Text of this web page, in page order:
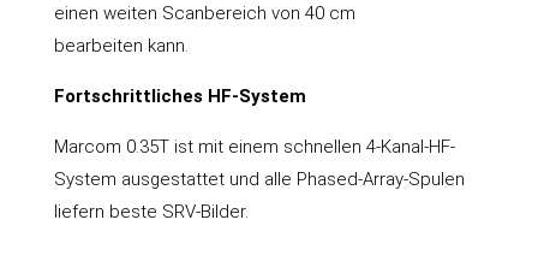
einen weiten Scanbereich von 40 cm
bearbeiten kann.
Fortschrittliches HF-System
Marcom 0.35T ist mit einem schnellen 4-Kanal-HF-
System ausgestattet und alle Phased-Array-Spulen
liefern beste SRV-Bilder.